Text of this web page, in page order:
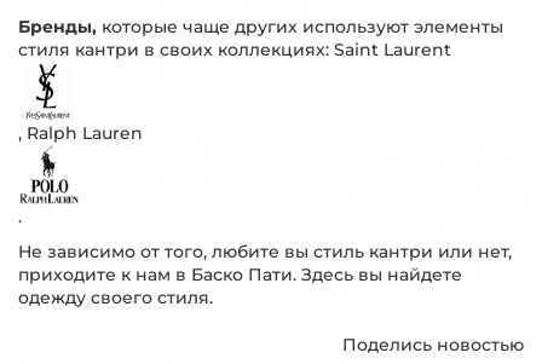
Бренды, которые чаще других используют элементы
стиля кантри в своих коллекциях: Saint Laurent
, Ralph Lauren
.
Не зависимо от того, любите вы стиль кантри или нет,
приходите к нам в Баско Пати. Здесь вы найдете
одежду своего стиля.
Поделись новостью